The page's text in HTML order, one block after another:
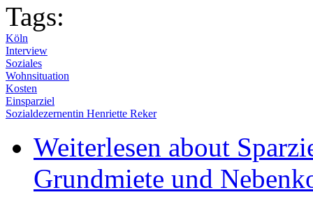
Tags:
Köln
Interview
Soziales
Wohnsituation
Kosten
Einsparziel
Sozialdezernentin Henriette Reker
Weiterlesen about
Grundmiete und